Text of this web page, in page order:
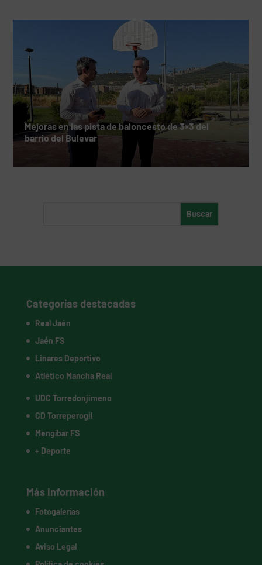
Mejoras en las pista de baloncesto de 3×3 del
barrio del Bulevar
Categorías destacadas
Real Jaén
Jaén FS
Linares Deportivo
Atlético Mancha Real
UDC Torredonjimeno
CD Torreperogil
Mengíbar FS
+ Deporte
Más información
Fotogalerías
Anunciantes
Aviso Legal